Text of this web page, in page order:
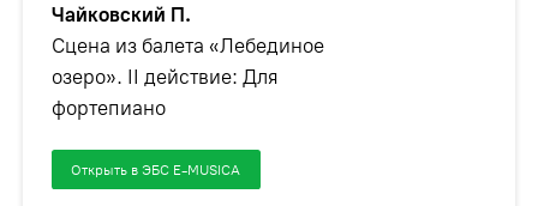
Чайковский П.
Сцена из балета «Лебединое
озеро». II действие: Для
фортепиано
Открыть в ЭБС E-MUSICA